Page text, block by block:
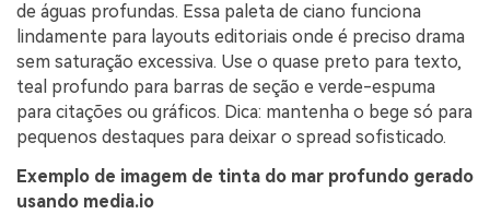
de águas profundas. Essa paleta de ciano funciona
lindamente para layouts editoriais onde é preciso drama
sem saturação excessiva. Use o quase preto para texto,
teal profundo para barras de seção e verde-espuma
para citações ou gráficos. Dica: mantenha o bege só para
pequenos destaques para deixar o spread sofisticado.
Exemplo de imagem de tinta do mar profundo gerado
usando media.io